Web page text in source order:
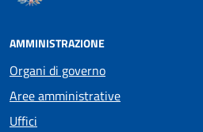
AMMINISTRAZIONE
Organi di governo
Aree amministrative
Uffici